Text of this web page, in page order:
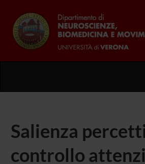
Salienza
controllo